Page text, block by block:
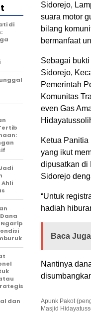
Sidorejo,
suara motor
bilang
bermanfaat
Sebagai
Sidorejo,
Pemerintah
Komunitas
even Gas
Ketua
yang ikut
dipusatkan di
Sidorejo
“Untuk
hadiah
Baca
Nantinya
Apunk Pakot
Masjid
di
Ngarip
dan